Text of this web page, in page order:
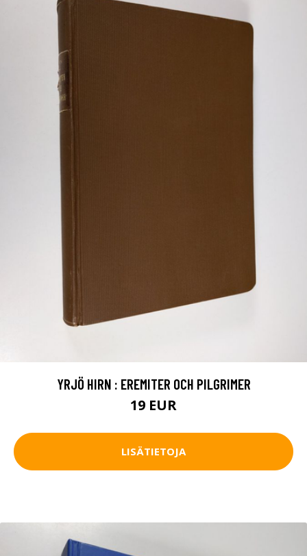
YRJÖ HIRN : EREMITER OCH PILGRIMER
19 EUR
LISÄTIETOJA